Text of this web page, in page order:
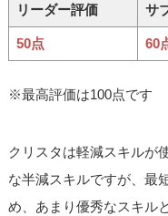
リーダー評価 サ
50点 60
※最高評価は100点です
クリスタは軽減スキルが
な半減スキルですが、最
め、あまり優秀なスキル